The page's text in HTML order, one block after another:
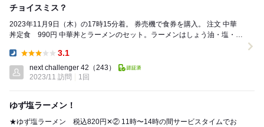
チョイスミス？
2023年11月9日（木）の17時15分着。 券売機で食券を購入。 注文 中華
丼定食 990円 中華丼とラーメンのセット。ラーメンはしょう油・塩・こ
3.1
next challenger 42 （243）
2023/11 訪問
1回
ゆず塩ラーメン！
★ゆず塩ラーメン 税込820円✕② 11時〜14時の間サービスタイムでお